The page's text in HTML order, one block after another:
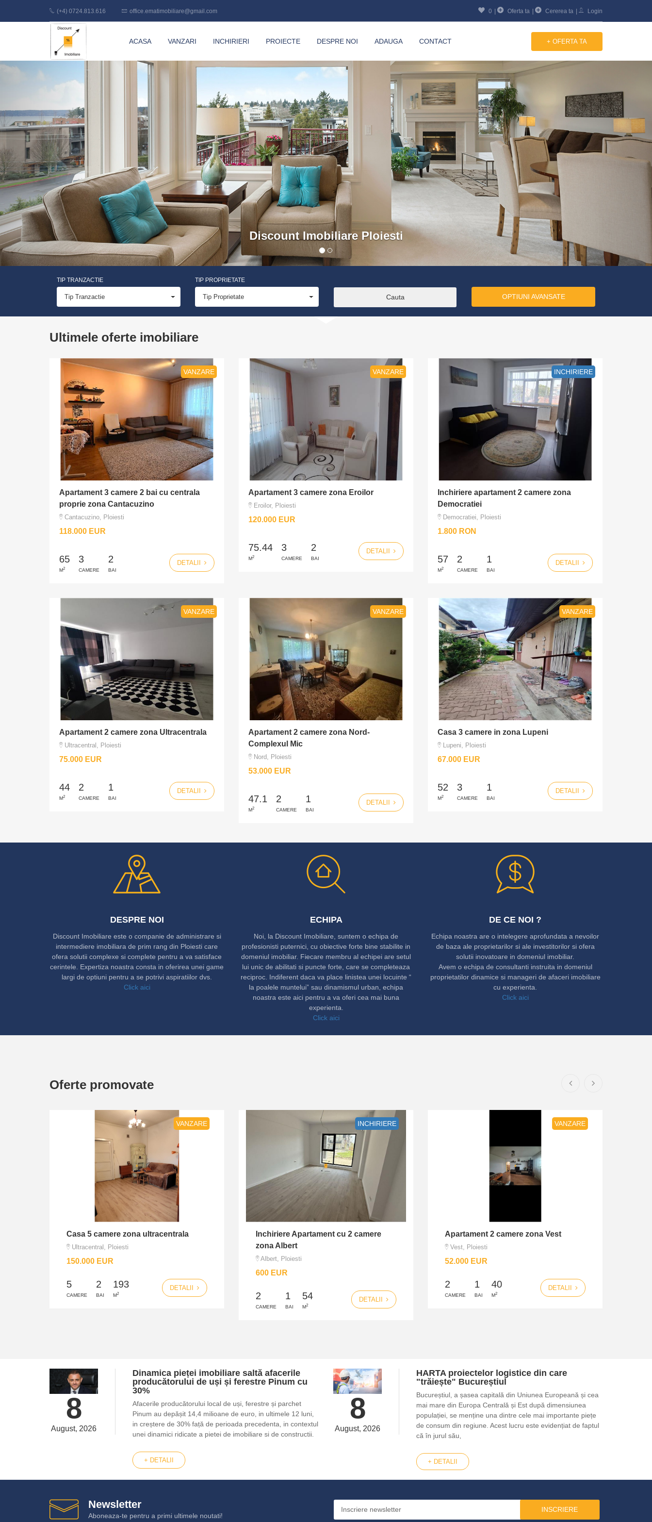
(+4) 0724.813.616 office.ematimobiliare@gmail.com 0 Oferta ta Cererea ta Login
Discount
Imobiliare
ACASA VANZARI INCHIRIERI PROIECTE DESPRE NOI ADAUGA CONTACT + OFERTA TA
Discount Imobiliare Ploiesti
TIP TRANZACTIE
Tip Tranzactie
TIP PROPRIETATE
Tip Proprietate OPTIUNI AVANSATE
Ultimele oferte imobiliare
VANZARE
Apartament 3 camere 2 bai cu centrala
proprie zona Cantacuzino
Cantacuzino, Ploiesti
118.000 EUR
65
M2
3
CAMERE
2
BAI
DETALII
VANZARE
Apartament 3 camere zona Eroilor
Eroilor, Ploiesti
120.000 EUR
75.44
M2
3
CAMERE
2
BAI
DETALII
INCHIRIERE
Inchiriere apartament 2 camere zona
Democratiei
Democratiei, Ploiesti
1.800 RON
57
M2
2
CAMERE
1
BAI
DETALII
VANZARE
Apartament 2 camere zona Ultracentrala
Ultracentral, Ploiesti
75.000 EUR
44
M2
2
CAMERE
1
BAI
DETALII
VANZARE
Apartament 2 camere zona Nord-
Complexul Mic
Nord, Ploiesti
53.000 EUR
47.1
M2
2
CAMERE
1
BAI
DETALII
VANZARE
Casa 3 camere in zona Lupeni
Lupeni, Ploiesti
67.000 EUR
52
M2
3
CAMERE
1
BAI
DETALII
DESPRE NOI
Discount Imobiliare este o companie de administrare si
intermediere imobiliara de prim rang din Ploiesti care
ofera solutii complexe si complete pentru a va satisface
cerintele. Expertiza noastra consta in oferirea unei game
largi de optiuni pentru a se potrivi aspiratiilor dvs.
Click aici
ECHIPA
Noi, la Discount Imobiliare, suntem o echipa de
profesionisti puternici, cu obiective forte bine stabilite in
domeniul imobiliar. Fiecare membru al echipei are setul
lui unic de abilitati si puncte forte, care se completeaza
reciproc. Indiferent daca va place linistea unei locuinte “
la poalele muntelui” sau dinamismul urban, echipa
noastra este aici pentru a va oferi cea mai buna
experienta.
Click aici
DE CE NOI ?
Echipa noastra are o intelegere aprofundata a nevoilor
de baza ale proprietarilor si ale investitorilor si ofera
solutii inovatoare in domeniul imobiliar.
Avem o echipa de consultanti instruita in domeniul
proprietatilor dinamice si manageri de afaceri imobiliare
cu experienta.
Click aici
Oferte promovate
VANZARE
Casa 5 camere zona ultracentrala
Ultracentral, Ploiesti
150.000 EUR
5
CAMERE
2
BAI
193
M2
DETALII
INCHIRIERE
Inchiriere Apartament cu 2 camere
zona Albert
Albert, Ploiesti
600 EUR
2
CAMERE
1
BAI
54
M2
DETALII
VANZARE
Apartament 2 camere zona Vest
Vest, Ploiesti
52.000 EUR
2
CAMERE
1
BAI
40
M2
DETALII
8
August, 2026
Dinamica pieței imobiliare saltă afacerile
producătorului de uși și ferestre Pinum cu
30%
Afacerile producătorului local de uși, ferestre și parchet
Pinum au depășit 14,4 milioane de euro, in ultimele 12 luni,
in creștere de 30% față de perioada precedenta, in contextul
unei dinamici ridicate a pietei de imobiliare si de constructii.
+ DETALII
8
August, 2026
HARTA proiectelor logistice din care
"trăiește" Bucureștiul
Bucureștiul, a șasea capitală din Uniunea Europeană și cea
mai mare din Europa Centrală și Est după dimensiunea
populației, se menține una dintre cele mai importante piețe
de consum din regiune. Acest lucru este evidențiat de faptul
că în jurul său,
+ DETALII
Newsletter
Aboneaza-te pentru a primi ultimele noutati!
INSCRIERE